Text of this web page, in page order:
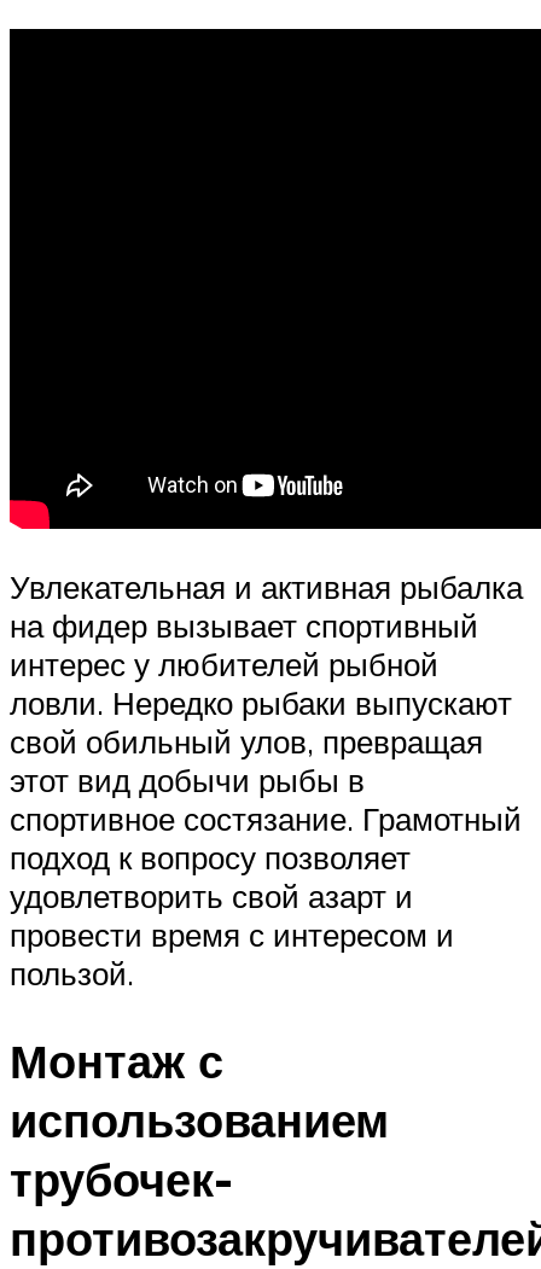
Увлекательная и активная рыбалка
на фидер вызывает спортивный
интерес у любителей рыбной
ловли. Нередко рыбаки выпускают
свой обильный улов, превращая
этот вид добычи рыбы в
спортивное состязание. Грамотный
подход к вопросу позволяет
удовлетворить свой азарт и
провести время с интересом и
пользой.
Монтаж с
использованием
трубочек-